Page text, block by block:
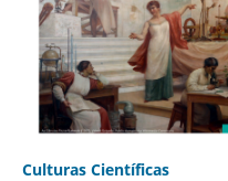
Culturas Científicas